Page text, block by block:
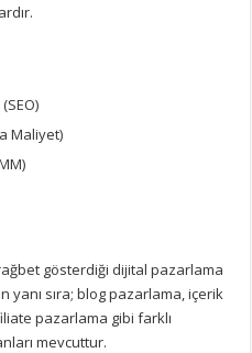
Maliyet)
gösterdiği dijital pazarlama
yanı sıra; blog pazarlama, içerik
pazarlama gibi farklı
mevcuttur.